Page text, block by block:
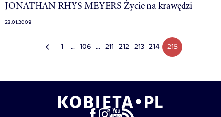
JONATHAN RHYS MEYERS Życie na krawędzi
23.01.2008
1 ... 106 ... 211 212 213 214 215